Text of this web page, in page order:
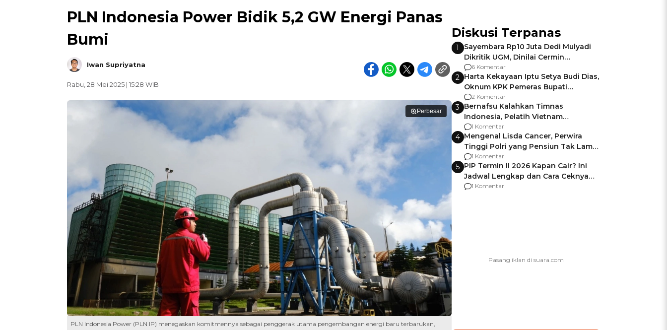
PLN Indonesia Power Bidik 5,2 GW Energi Panas
Bumi
Iwan Supriyatna
Rabu, 28 Mei 2025 | 15:28 WIB
Perbesar
PLN Indonesia Power (PLN IP) menegaskan komitmennya sebagai penggerak utama pengembangan energi baru terbarukan,
Diskusi Terpanas
1
Sayembara Rp10 Juta Dedi Mulyadi
Dikritik UGM, Dinilai Cermin
Gagalnya Negara Jamin Keamanan
6 Komentar
2 Harta Kekayaan Iptu Setya Budi Dias,
Oknum KPK Pemeras Bupati
Pemalang
2 Komentar
3 Bernafsu Kalahkan Timnas
Indonesia, Pelatih Vietnam
Berencana Pakai Jimat di Pakansari
1 Komentar
4 Mengenal Lisda Cancer, Perwira
Tinggi Polri yang Pensiun Tak Lama
Usai Jadi Brigjen
1 Komentar
5 PIP Termin II 2026 Kapan Cair? Ini
Jadwal Lengkap dan Cara Ceknya
agar Dana Tidak Hangus!
1 Komentar